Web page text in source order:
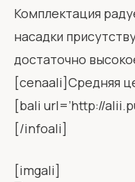
Комплектация
насадки
достаточно
[cenaali]Средняя
[bali url=’http://
[/infoali]
[imgali]